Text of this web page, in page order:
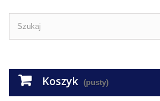
Koszyk (pusty)